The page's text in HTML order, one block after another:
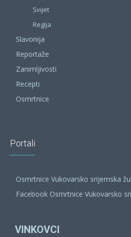
Svijet
Regija
Slavonija
Reportaže
Zanimljivosti
Recepti
Osmrtnice
Portali
Osmrtnice Vukovarsko srijemska
Facebook Osmrtnice Vukovarsko
VINKOVCI